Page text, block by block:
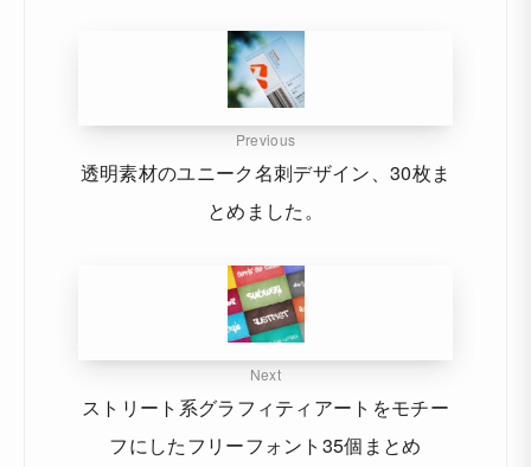
Previous
透明素材のユニーク名刺デザイン、30枚ま
とめました。
Next
ストリート系グラフィティアートをモチー
フにしたフリーフォント35個まとめ